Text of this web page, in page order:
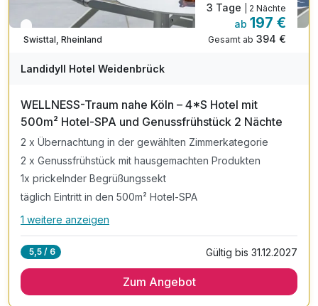
WAR
202
In 1 Woche wieder frei
Swisttal, Rheinland
3 Tage | 2 Nächte
ab 197 €
Gesamt ab 394 €
Landidyll Hotel Weidenbrück
WELLNESS-Traum nahe Köln – 4*S Hotel mit
500m² Hotel-SPA und Genussfrühstück 2 Nächte
2 x Übernachtung in der gewählten Zimmerkategorie
2 x Genussfrühstück mit hausgemachten Produkten
1x prickelnder Begrüßungssekt
täglich Eintritt in den 500m² Hotel-SPA
Alle Inklusivleistungen
2 x Genussfrühstück mit hausgemachten Produkten
1 weitere anzeigen
5,5 / 6 Gültig bis 31.12.2027
Zum Angebot